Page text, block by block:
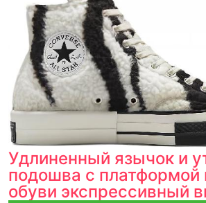
Удлиненный язычок и
подошва с платформой
обуви экспрессивный